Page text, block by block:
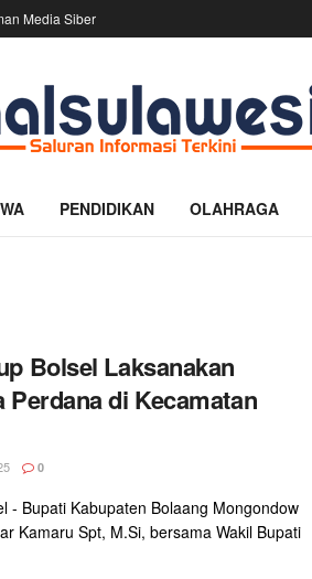
Media Siber
PENDIDIKAN OLAHRAGA
Bolsel Laksanakan
di Kecamatan
0
- Bupati Kabupaten Bolaang Mongondow
Kamaru Spt, M.Si, bersama Wakil Bupati